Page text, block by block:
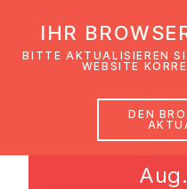
31
Aug.
IHR
BITTE AKTUALISIEREN
WEBSITE
DEN